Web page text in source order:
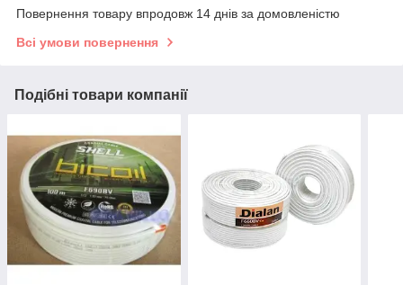
Повернення товару впродовж 14 днів за домовленістю
Всі умови повернення
Подібні товари компанії